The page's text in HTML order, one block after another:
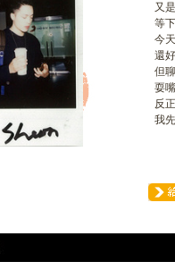
又
等
今
還
但
耍
反
我